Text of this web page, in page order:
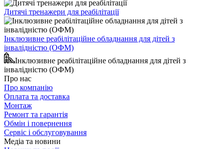
Дитячі тренажери для реабілітації
Інклюзивне реабілітаційне обладнання для дітей з
інвалідністю (ОФМ)
Інклюзивне реабілітаційне обладнання для дітей з
інвалідністю (ОФМ)
Про нас
Про компанію
Оплата та доставка
Монтаж
Ремонт та гарантія
Обмін і повернення
Сервіс і обслуговування
Медіа та новини